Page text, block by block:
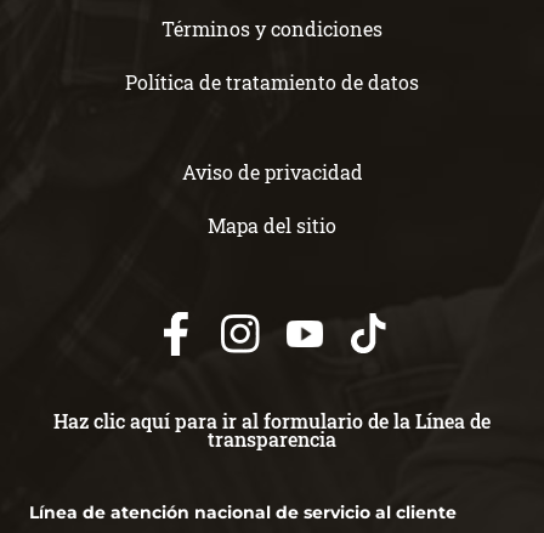
Términos y condiciones
Política de tratamiento de datos
Aviso de privacidad
Mapa del sitio
Haz clic aquí para ir al formulario de la Línea de
transparencia
Línea de atención nacional de servicio al cliente